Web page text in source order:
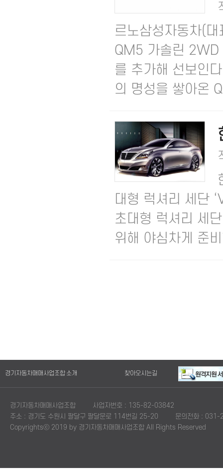
르노삼성자동차(
QM5 가솔린
를 추가해 선보인
의 명성을 쌓아온
대형 럭셔리 세단
초대형 럭셔리 세
위해 야심차게 준
경기자동차매매사업조합 소개 찾아오시는길
경기자동차매매사업조합
사업자번호 : 135-82-03842
주소 : 경기도 수원시 팔달구 팔달문로 114번길 25-20
문의전화 :
Copyrightsⓒ 2019 by 경기자동차매매사업조합 All Rights Reserved